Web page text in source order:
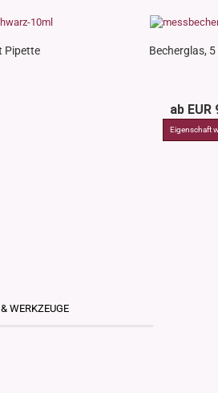
Pipette
Becherglas,
ab EUR
WERKZEUGE